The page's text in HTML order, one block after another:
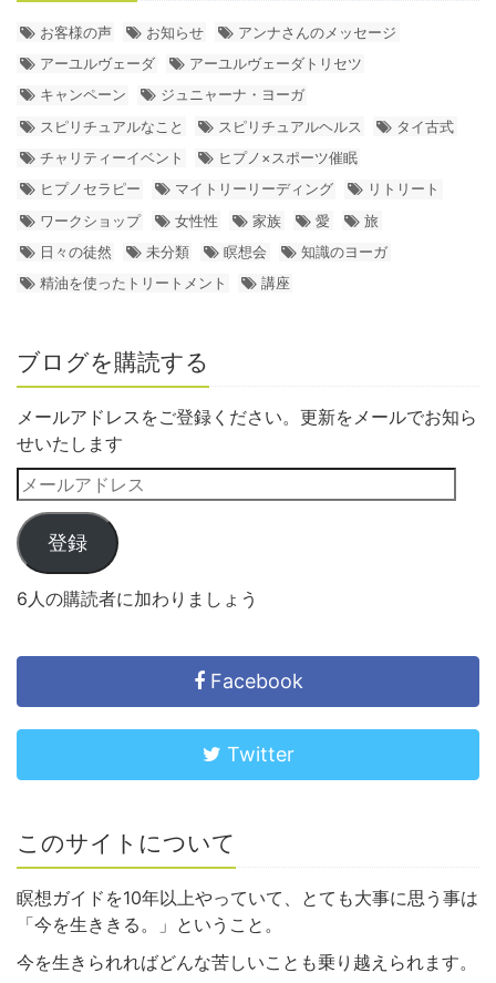
お客様の声 お知らせ
アンナさんのメッセージ
アーユルヴェーダ
アーユルヴェーダトリセツ
キャンペーン
ジュニャーナ・ヨーガ
スピリチュアルなこと
スピリチュアルヘルス
タイ古式
チャリティーイベント
ヒプノ×スポーツ催眠
ヒプノセラピー
マイトリーリーディング
リトリート
ワークショップ
女性性 家族 愛
旅
日々の徒然
未分類 瞑想会
知識のヨーガ
精油を使ったトリートメント
講座
ブログを購読する
メールアドレスをご登録ください。更新をメールでお知ら
せいたします
登録
6人の購読者に加わりましょう
Facebook
Twitter
このサイトについて
瞑想ガイドを10年以上やっていて、とても大事に思う事は
「今を生ききる。」ということ。
今を生きられればどんな苦しいことも乗り越えられます。